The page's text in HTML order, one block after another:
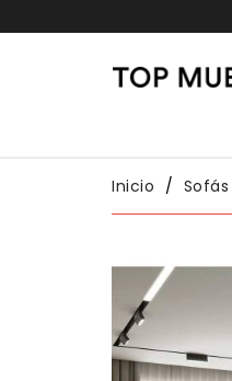
Inicio Sofás